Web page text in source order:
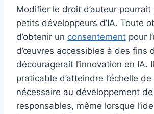
Modifier le droit d’auteur pourrait
petits développeurs d’IA. Toute
d’obtenir un consentement pour
d’œuvres accessibles à des fins
découragerait l’innovation en IA.
praticable d’atteindre l’échelle
nécessaire au développement de
responsables, même lorsque